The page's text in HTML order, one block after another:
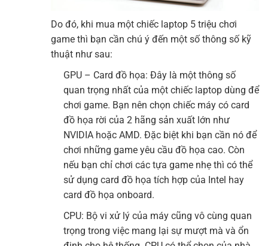
Do đó, khi mua một chiếc laptop 5 triệu chơi
game thì bạn cần chú ý đến một số thông số kỹ
thuật như sau:
GPU – Card đồ họa: Đây là một thông số
quan trọng nhất của một chiếc laptop dùng để
chơi game. Bạn nên chọn chiếc máy có card
đồ họa rời của 2 hãng sản xuất lớn như
NVIDIA hoặc AMD. Đặc biệt khi bạn cần nó để
chơi những game yêu cầu đồ họa cao. Còn
nếu bạn chỉ chơi các tựa game nhẹ thì có thể
sử dụng card đồ họa tích hợp của Intel hay
card đồ họa onboard.
CPU: Bộ vi xử lý của máy cũng vô cùng quan
trọng trong việc mang lại sự mượt mà và ổn